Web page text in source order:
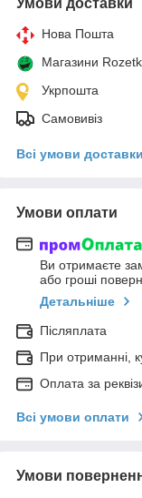
Нова Пошта
Магазини
Укрпошта
Самовивіз
Всі умови доставки
Умови оплати
Ви отримаєте
або гроші
Детальніше
Післяплата
При отриманні,
Оплата за
Всі умови оплати
Умови